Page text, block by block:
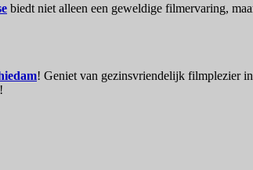
biedt niet alleen een geweldige filmervaring,
! Geniet van gezinsvriendelijk filmplezier